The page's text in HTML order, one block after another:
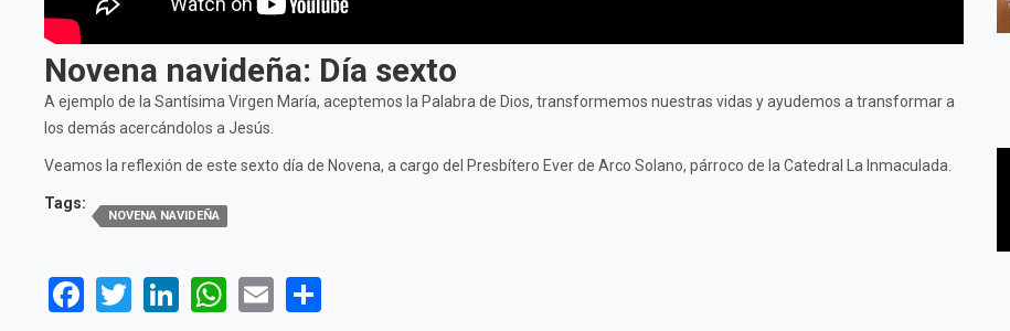
Novena navideña: Día sexto
A ejemplo de la Santísima Virgen María, aceptemos la Palabra de Dios, transformemos nuestras vidas y ayudemos a transformar a
los demás acercándolos a Jesús.
Veamos la reflexión de este sexto día de Novena, a cargo del Presbítero Ever de Arco Solano, párroco de la Catedral La Inmaculada.
Tags:
NOVENA NAVIDEÑA
Facebook
TwitterLinkedIn
WhatsApp
Email